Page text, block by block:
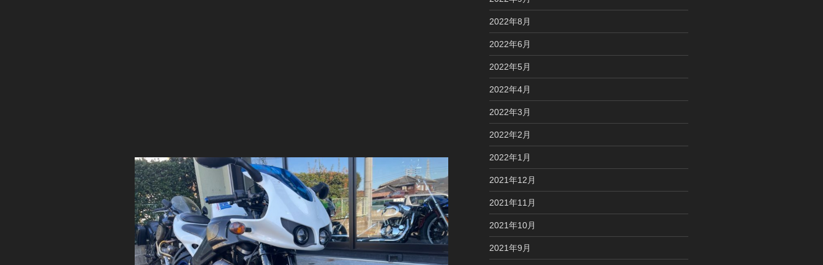
2022年8月
2022年6月
2022年5月
2022年4月
2022年3月
2022年2月
2022年1月
2021年12月
2021年11月
2021年10月
2021年9月